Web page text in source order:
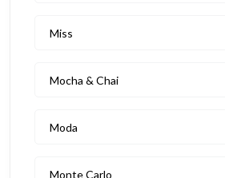
Miss
Mocha & Chai
Moda
Monte Carlo